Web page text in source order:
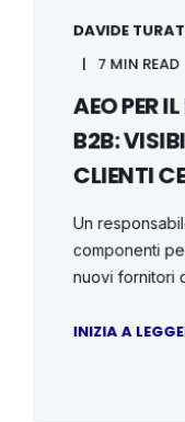
DAVIDE
7 MIN READ
AEO PER
B2B:
CLIENTI
Un
componenti
nuovi fornitori
INIZIA A